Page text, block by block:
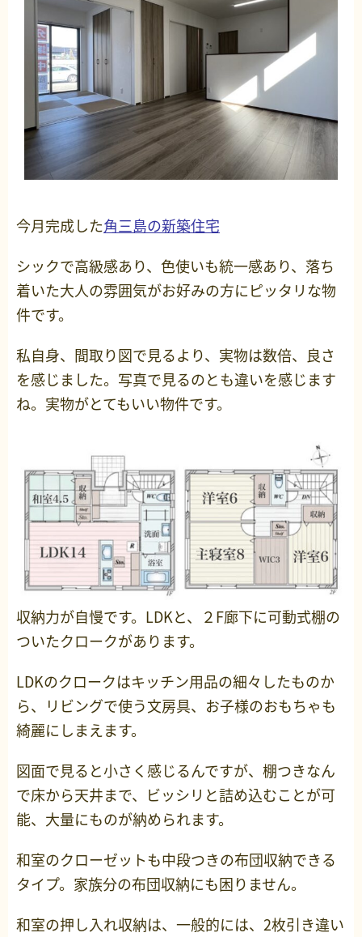
今月完成した角三島の新築住宅
シックで高級感あり、色使いも統一感あり、落ち
着いた大人の雰囲気がお好みの方にピッタリな物
件です。
私自身、間取り図で見るより、実物は数倍、良さ
を感じました。写真で見るのとも違いを感じます
ね。実物がとてもいい物件です。
収納力が自慢です。LDKと、２F廊下に可動式棚の
ついたクロークがあります。
LDKのクロークはキッチン用品の細々したものか
ら、リビングで使う文房具、お子様のおもちゃも
綺麗にしまえます。
図面で見ると小さく感じるんですが、棚つきなん
で床から天井まで、ビッシリと詰め込むことが可
能、大量にものが納められます。
和室のクローゼットも中段つきの布団収納できる
タイプ。家族分の布団収納にも困りません。
和室の押し入れ収納は、一般的には、2枚引き違い